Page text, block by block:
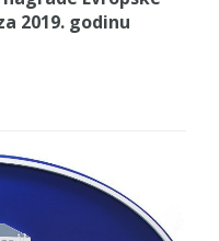
2019. godinu